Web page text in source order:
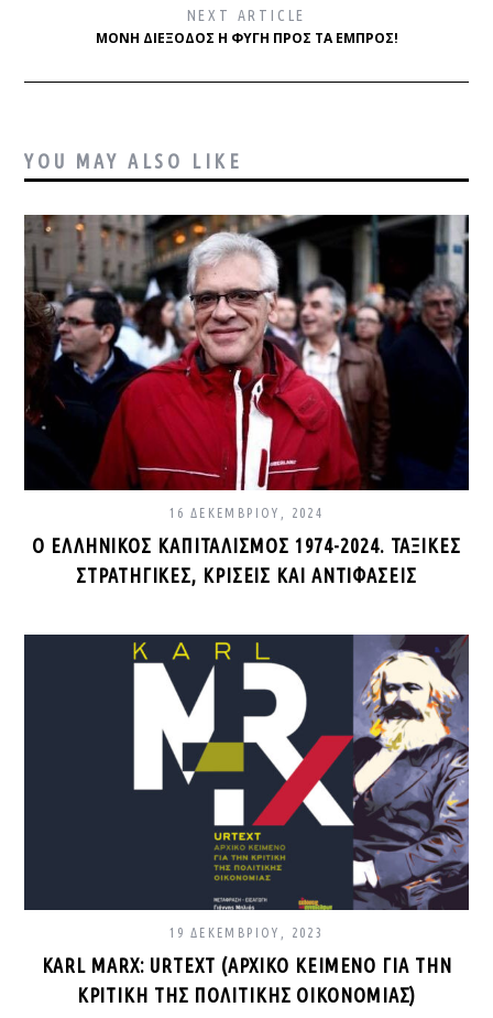
NEXT ARTICLE
ΜΌΝΗ ΔΙΈΞΟΔΟΣ Η ΦΥΓΉ ΠΡΟΣ ΤΑ ΕΜΠΡΌΣ!
YOU MAY ALSO LIKE
16 ΔΕΚΕΜΒΡΊΟΥ, 2024
Ο ΕΛΛΗΝΙΚΌΣ ΚΑΠΙΤΑΛΙΣΜΌΣ 1974-2024. ΤΑΞΙΚΈΣ
ΣΤΡΑΤΗΓΙΚΈΣ, ΚΡΊΣΕΙΣ ΚΑΙ ΑΝΤΙΦΆΣΕΙΣ
19 ΔΕΚΕΜΒΡΊΟΥ, 2023
KARL MARX: URTEXT (ΑΡΧΙΚΌ ΚΕΊΜΕΝΟ ΓΙΑ ΤΗΝ
ΚΡΙΤΙΚΉ ΤΗΣ ΠΟΛΙΤΙΚΉΣ ΟΙΚΟΝΟΜΊΑΣ)